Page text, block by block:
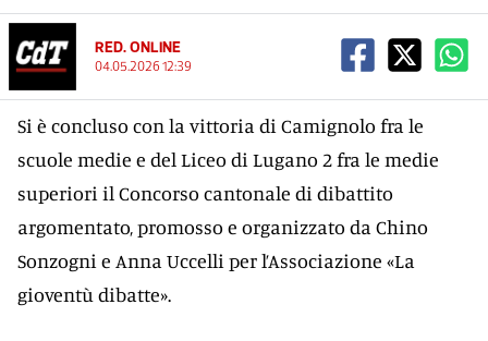
RED. ONLINE
04.05.2026 12:39
Si è concluso con la vittoria di Camignolo fra le
scuole medie e del Liceo di Lugano 2 fra le medie
superiori il Concorso cantonale di dibattito
argomentato, promosso e organizzato da Chino
Sonzogni e Anna Uccelli per l’Associazione «La
gioventù dibatte».